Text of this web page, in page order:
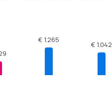
€ 1.265
€ 1.042